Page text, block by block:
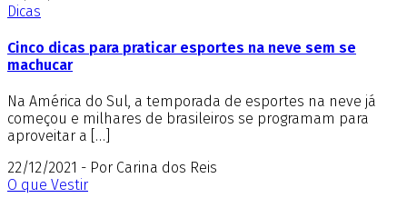
Dicas
Cinco dicas para praticar esportes na neve sem se
machucar
Na América do Sul, a temporada de esportes na neve já
começou e milhares de brasileiros se programam para
aproveitar a […]
22/12/2021 - Por Carina dos Reis
O que Vestir